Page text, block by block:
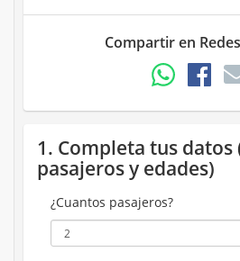
Compartir en
1. Completa tus
pasajeros y edades)
¿Cuantos pasajeros?